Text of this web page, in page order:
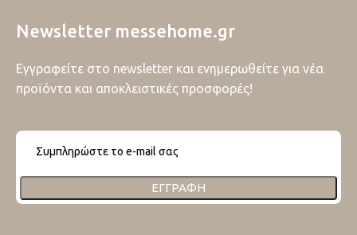
Newsletter messehome.gr
Εγγραφείτε στο newsletter και ενημερωθείτε για νέα
προϊόντα και αποκλειστικές προσφορές!
ΕΓΓΡΑΦΉ